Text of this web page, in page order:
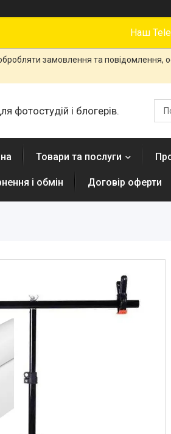
Наш
замовлення та повідомлення,
фотостудій і блогерів.
Товари та послуги
і обмін Договір оферти